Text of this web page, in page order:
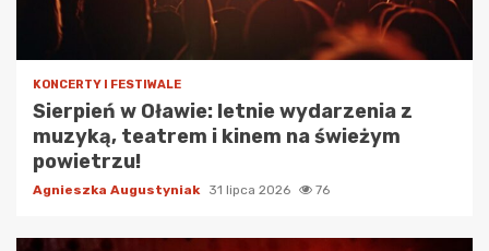
KONCERTY I FESTIWALE
Sierpień w Oławie: letnie wydarzenia z
muzyką, teatrem i kinem na świeżym
powietrzu!
Agnieszka Augustyniak 31 lipca 2026 76